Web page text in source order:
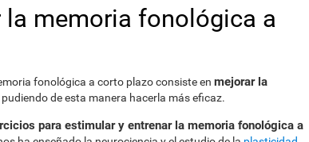
la memoria fonológica a
fonológica a corto plazo consiste en mejorar la
pudiendo de esta manera hacerla más eficaz.
para estimular y entrenar la memoria fonológica a